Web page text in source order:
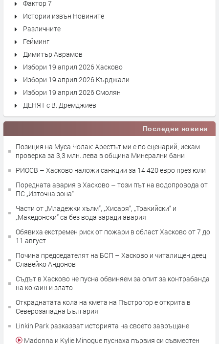
Фактор 7
Истории извън Новините
Различните
Гейминг
Димитър Аврамов
Избори 19 април 2026 Хасково
Избори 19 април 2026 Кърджали
Избори 19 април 2026 Смолян
ДЕНЯТ с В. Дремджиев
Последни новини
Позиция на Муса Чолак: Арестът ми е по сценарий, искам
проверка за 3,3 млн. лева в община Минерални бани
РИОСВ – Хасково наложи санкции за 14 420 евро през юли
Поредната авария в Хасково – този път на водопровода от
ПС „Източна зона“
Части от „Младежки хълм“, „Хисаря“, „Тракийски“ и
„Македонски“ са без вода заради авария
Обявиха екстремен риск от пожари в област Хасково от 7 до
11 август
Почина председателят на БСП – Хасково и читалищен деец
Славейко Андонов
Съдът в Хасково не пусна обвиняем за опит за контрабанда
на кокаин и злато
Откраднатата кола на кмета на Пъстрогор е открита в
Северозападна България
Linkin Park разказват историята на своето завръщане